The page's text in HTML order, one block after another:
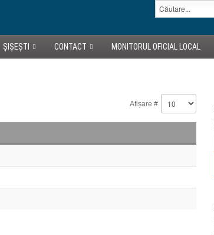
ȘIȘEȘTI CONTACT MONITORUL OFICIAL LOCAL
Afișare #